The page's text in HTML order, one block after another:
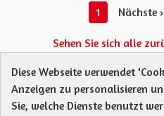
1 Nächste ›
Sehen Sie sich alle
Protection des Données
Mentions légales
Diese Webseite verwendet
Anzeigen zu personalisieren
Sie, welche Dienste benutzt